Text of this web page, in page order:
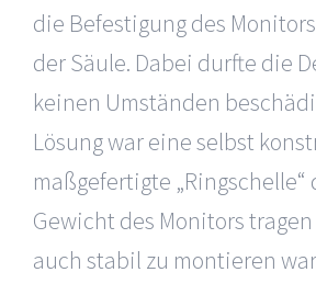
die Befestigung des
der Säule. Dabei durfte die
keinen Umständen
Lösung war eine selbst
maßgefertigte „Ringschelle“
Gewicht des Monitors
auch stabil zu montieren